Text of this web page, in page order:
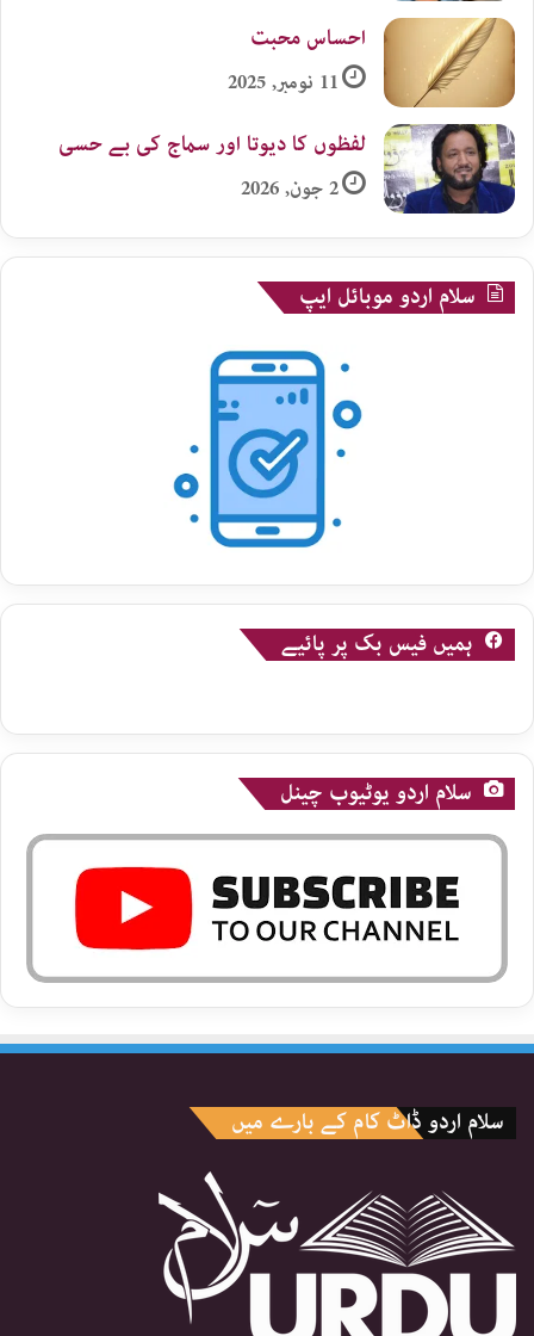
احساس محبت
11 نومبر, 2025
لفظوں کا دیوتا اور سماج کی بے حسی
2 جون, 2026
سلام اردو موبائل ایپ
ہمیں فیس بک پر پائیے
سلام اردو یوٹیوب چینل
سلام اردو ڈاٹ کام کے بارے میں